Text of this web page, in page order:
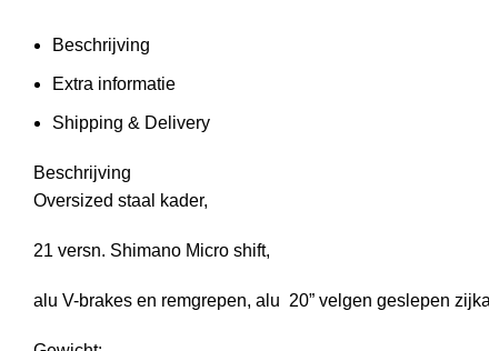
Beschrijving
Extra informatie
Shipping & Delivery
Beschrijving
Oversized staal kader,
21 versn. Shimano Micro shift,
alu V-brakes en remgrepen, alu 20” velgen geslepen